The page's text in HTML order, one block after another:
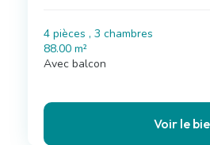
4 pièces , 3 chambres
88.00 m²
Avec balcon
Voir le